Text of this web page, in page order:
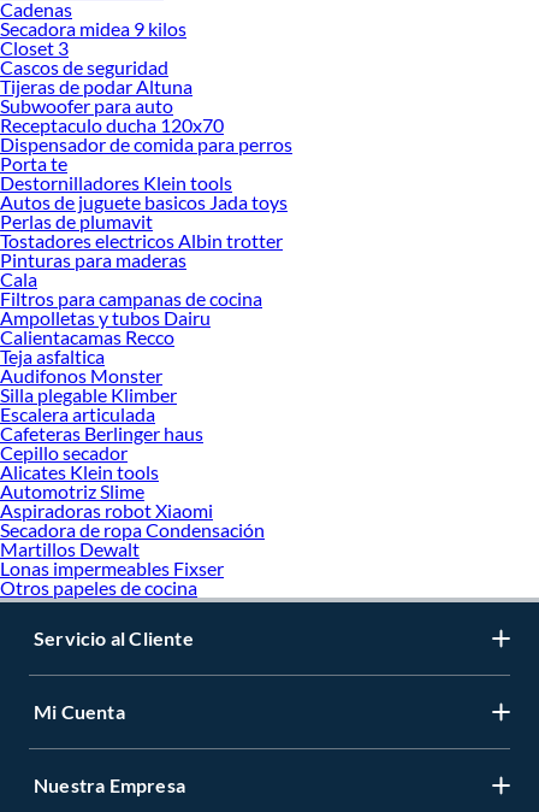
Cadenas
Secadora midea 9 kilos
Closet 3
Cascos de seguridad
Tijeras de podar Altuna
Subwoofer para auto
Receptaculo ducha 120x70
Dispensador de comida para perros
Porta te
Destornilladores Klein tools
Autos de juguete basicos Jada toys
Perlas de plumavit
Tostadores electricos Albin trotter
Pinturas para maderas
Cala
Filtros para campanas de cocina
Ampolletas y tubos Dairu
Calientacamas Recco
Teja asfaltica
Audifonos Monster
Silla plegable Klimber
Escalera articulada
Cafeteras Berlinger haus
Cepillo secador
Alicates Klein tools
Automotriz Slime
Aspiradoras robot Xiaomi
Secadora de ropa Condensación
Martillos Dewalt
Lonas impermeables Fixser
Otros papeles de cocina
Servicio al Cliente
Mi Cuenta
Nuestra Empresa